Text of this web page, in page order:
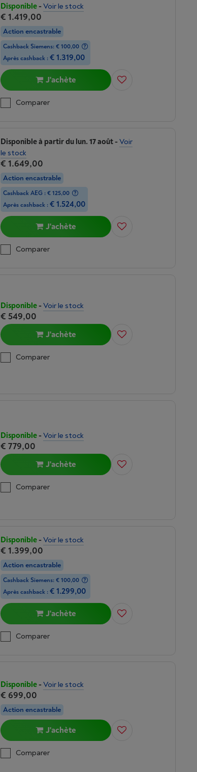
Disponible- Voir le stock
€ 1.419,00
Action encastrable
Cashback Siemens: € 100,00
Après cashback : € 1.319,00
J'achète
Comparer
Disponible à partir du lun. 17 août- Voir
le stock
€ 1.649,00
Action encastrable
Cashback AEG : € 125,00
Après cashback : € 1.524,00
J'achète
Comparer
Disponible- Voir le stock
€ 549,00
J'achète
Comparer
Disponible- Voir le stock
€ 779,00
J'achète
Comparer
Disponible- Voir le stock
€ 1.399,00
Action encastrable
Cashback Siemens: € 100,00
Après cashback : € 1.299,00
J'achète
Comparer
Disponible- Voir le stock
€ 699,00
Action encastrable
J'achète
Comparer